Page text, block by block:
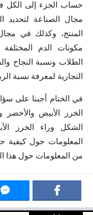
حساب الجزء إلى الكل
مجال الصناعة لتحديد
المنتج، وكذلك في
مكونات الدم
الطلاب ونسبة النجاح
التجارية لمعرفة نسبة
في الختام أجبنا على
الخرز الأبيض
الشكل وراء الخرز
المعلومات حول كيفية
من المعلومات حول هذا